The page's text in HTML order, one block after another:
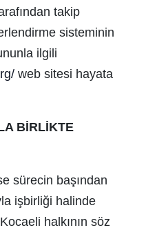
takip
sisteminin
ilgili
web sitesi hayata
BİRLİKTE
sürecin başından
işbirliği halinde
halkının söz